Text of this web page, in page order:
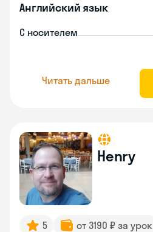
Английский язык
С носителем
Читать дальше
Henry
5 от 3190 ₽ за урок